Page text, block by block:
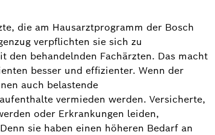
die am Hausarztprogramm der Bosch
verpflichten sie sich zu
den behandelnden Fachärzten. Das macht
besser und effizienter. Wenn der
auch belastende
vermieden werden. Versicherte,
oder Erkrankungen leiden,
sie haben einen höheren Bedarf an